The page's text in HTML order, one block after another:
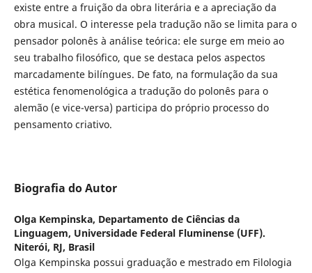
existe entre a fruição da obra literária e a apreciação da
obra musical. O interesse pela tradução não se limita para o
pensador polonês à análise teórica: ele surge em meio ao
seu trabalho filosófico, que se destaca pelos aspectos
marcadamente bilíngues. De fato, na formulação da sua
estética fenomenológica a tradução do polonês para o
alemão (e vice-versa) participa do próprio processo do
pensamento criativo.
Biografia do Autor
Olga Kempinska, Departamento de Ciências da
Linguagem, Universidade Federal Fluminense (UFF).
Niterói, RJ, Brasil
Olga Kempinska possui graduação e mestrado em Filologia